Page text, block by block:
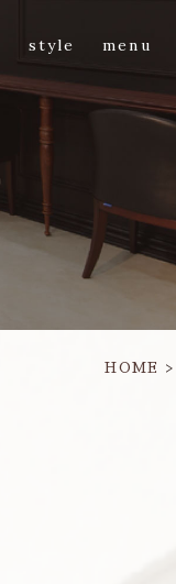
style menu
HOME